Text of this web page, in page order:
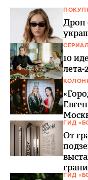
Дроп
10
лета-
ГИД
От
ГИД